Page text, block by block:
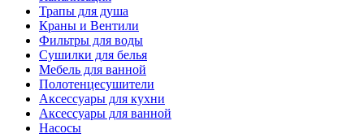
Трапы для душа
Краны и Вентили
Фильтры для воды
Сушилки для белья
Мебель для ванной
Полотенцесушители
Аксессуары для кухни
Аксессуары для ванной
Насосы